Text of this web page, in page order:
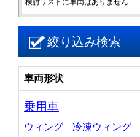
絞り込み検索
車両形状
乗用車
ウィング 冷凍ウィング